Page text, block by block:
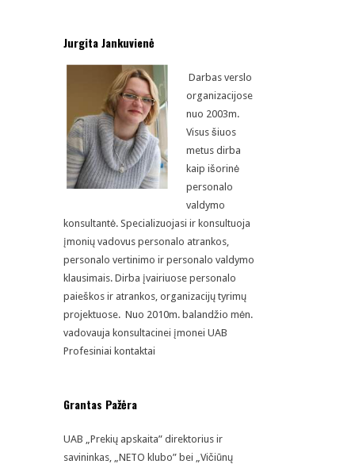
Jurgita Jankuvienė
Darbas verslo
organizacijose
nuo 2003m.
Visus šiuos
metus dirba
kaip išorinė
personalo
valdymo
konsultantė. Specializuojasi ir konsultuoja
įmonių vadovus personalo atrankos,
personalo vertinimo ir personalo valdymo
klausimais. Dirba įvairiuose personalo
paieškos ir atrankos, organizacijų tyrimų
projektuose. Nuo 2010m. balandžio mėn.
vadovauja konsultacinei įmonei UAB
Profesiniai kontaktai
Grantas Pažėra
UAB „Prekių apskaita” direktorius ir
savininkas, „NETO klubo” bei „Vičiūnų